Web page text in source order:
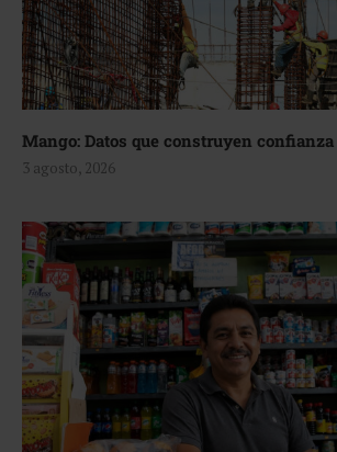
Mango: Datos que construyen confianza
3 agosto, 2026